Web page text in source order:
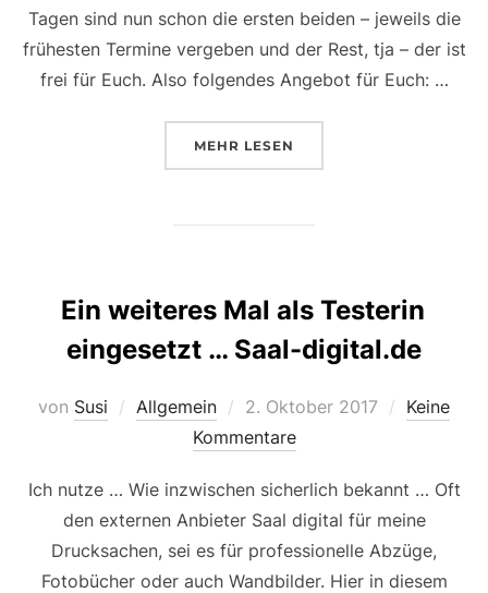
Tagen sind nun schon die ersten beiden – jeweils die
frühesten Termine vergeben und der Rest, tja – der ist
frei für Euch. Also folgendes Angebot für Euch: …
MEHR ÜBER „+ + + ACHTUNG + + +
LESEN
Ein weiteres Mal als Testerin
eingesetzt … Saal-digital.de
von Susi Allgemein
Veröffentlicht
am
2. Oktober 2017
Keine
Kommentare
Ich nutze … Wie inzwischen sicherlich bekannt … Oft
den externen Anbieter Saal digital für meine
Drucksachen, sei es für professionelle Abzüge,
Fotobücher oder auch Wandbilder. Hier in diesem